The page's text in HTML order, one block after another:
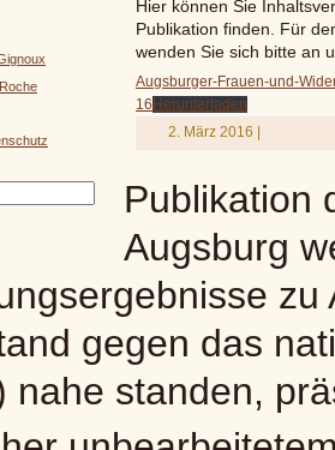
Hier können Sie
Publikation finden. Für
wenden Sie sich bitte an
Augsburger-Frauen-und-
16 Herunterladen
2. März 2016 |
Publikation
Augsburg
gegen das
nahe standen,